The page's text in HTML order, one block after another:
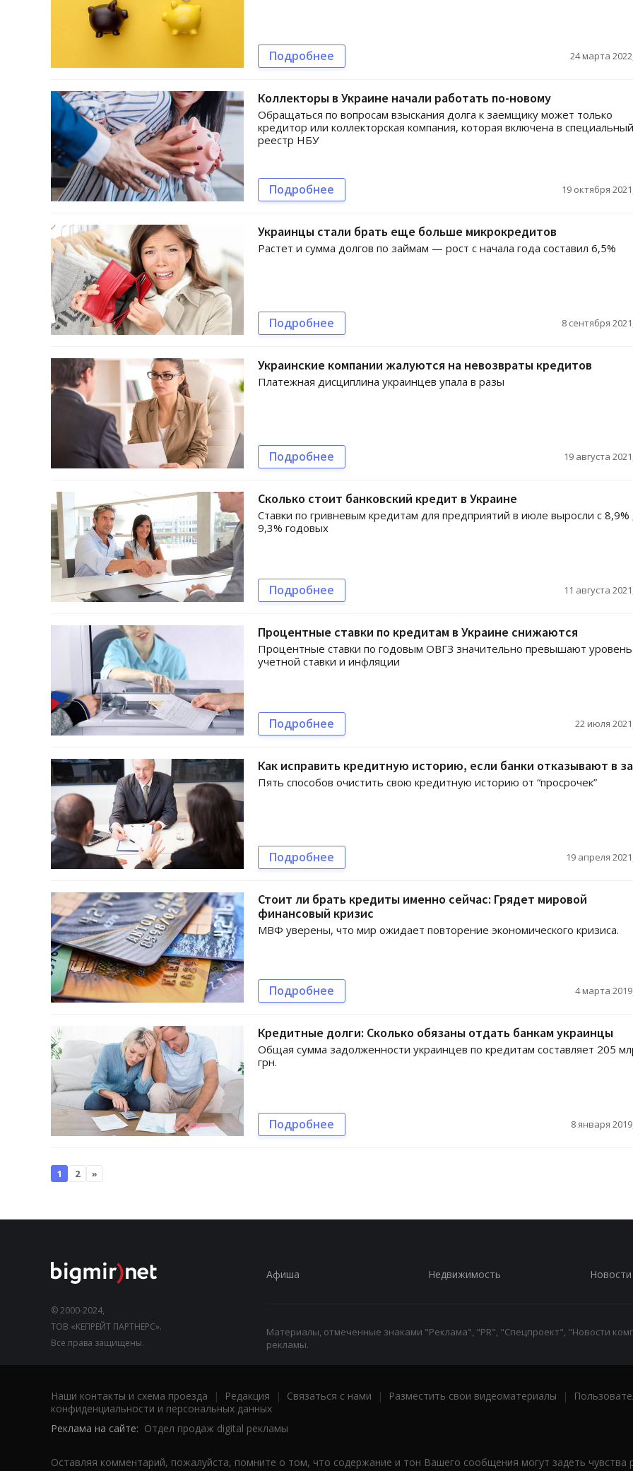
Подробнее 24 марта
Коллекторы в Украине начали работать по-новому
Обращаться по вопросам взыскания долга к заемщику может только
кредитор или коллекторская компания, которая включена в специальный
реестр НБУ
Подробнее 19 октября
Украинцы стали брать еще больше микрокредитов
Растет и сумма долгов по займам — рост с начала года составил 6,5%
Подробнее 8 сентября
Украинские компании жалуются на невозвраты кредитов
Платежная дисциплина украинцев упала в разы
Подробнее 19 августа
Сколько стоит банковский кредит в Украине
Ставки по гривневым кредитам для предприятий в июле выросли с 8,9%
9,3% годовых
Подробнее 11 августа
Процентные ставки по кредитам в Украине снижаются
Процентные ставки по годовым ОВГЗ значительно превышают уровень
учетной ставки и инфляции
Подробнее 22 июля
Как исправить кредитную историю, если банки отказывают в
Пять способов очистить свою кредитную историю от “просрочек”
Подробнее 19 апреля
Стоит ли брать кредиты именно сейчас: Грядет мировой
финансовый кризис
МВФ уверены, что мир ожидает повторение экономического кризиса.
Подробнее 4 марта
Кредитные долги: Сколько обязаны отдать банкам украинцы
Общая сумма задолженности украинцев по кредитам составляет 205
грн.
Подробнее 8 января
1 2 »
© 2000-2024,
ТОВ «КЕПРЕЙТ ПАРТНЕРС».
Все права защищены.
Афиша Недвижимость Новости
Материалы, отмеченные знаками "Реклама", "PR", "Спецпроект", "Новости
рекламы.
Наши контакты и схема проезда | Редакция | Связаться с нами | Разместить свои видеоматериалы |
конфиденциальности и персональных данных
Реклама на сайте: Отдел продаж digital рекламы
Оставляя комментарий, пожалуйста, помните о том, что содержание и тон Вашего сообщения могут задеть чувства